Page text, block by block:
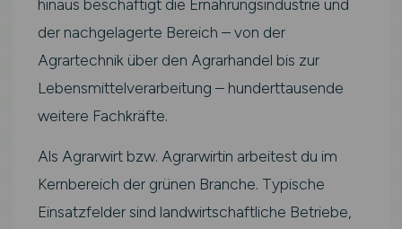
hinaus beschäftigt die Ernährungsindustrie und
der nachgelagerte Bereich – von der
Agrartechnik über den Agrarhandel bis zur
Lebensmittelverarbeitung – hunderttausende
weitere Fachkräfte.
Als Agrarwirt bzw. Agrarwirtin arbeitest du im
Kernbereich der grünen Branche. Typische
Einsatzfelder sind landwirtschaftliche Betriebe,